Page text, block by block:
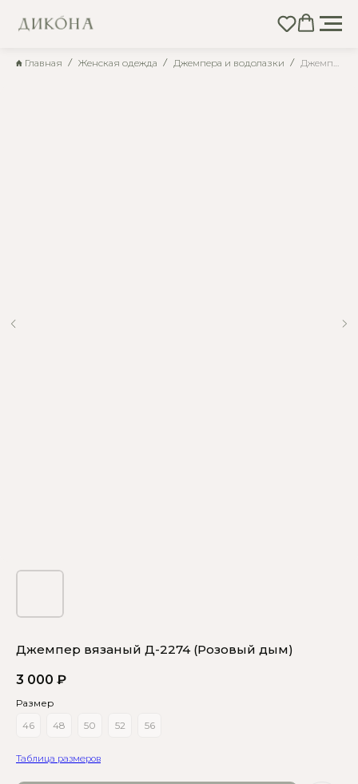
Главная Женская одежда Джемпера и водолазки Джемпер вязаный Д-2274 (Розовый дым)
Джемпер вязаный Д-2274 (Розовый дым)
3 000 ₽
Размер
46
48 50 52 56
Таблица размеров